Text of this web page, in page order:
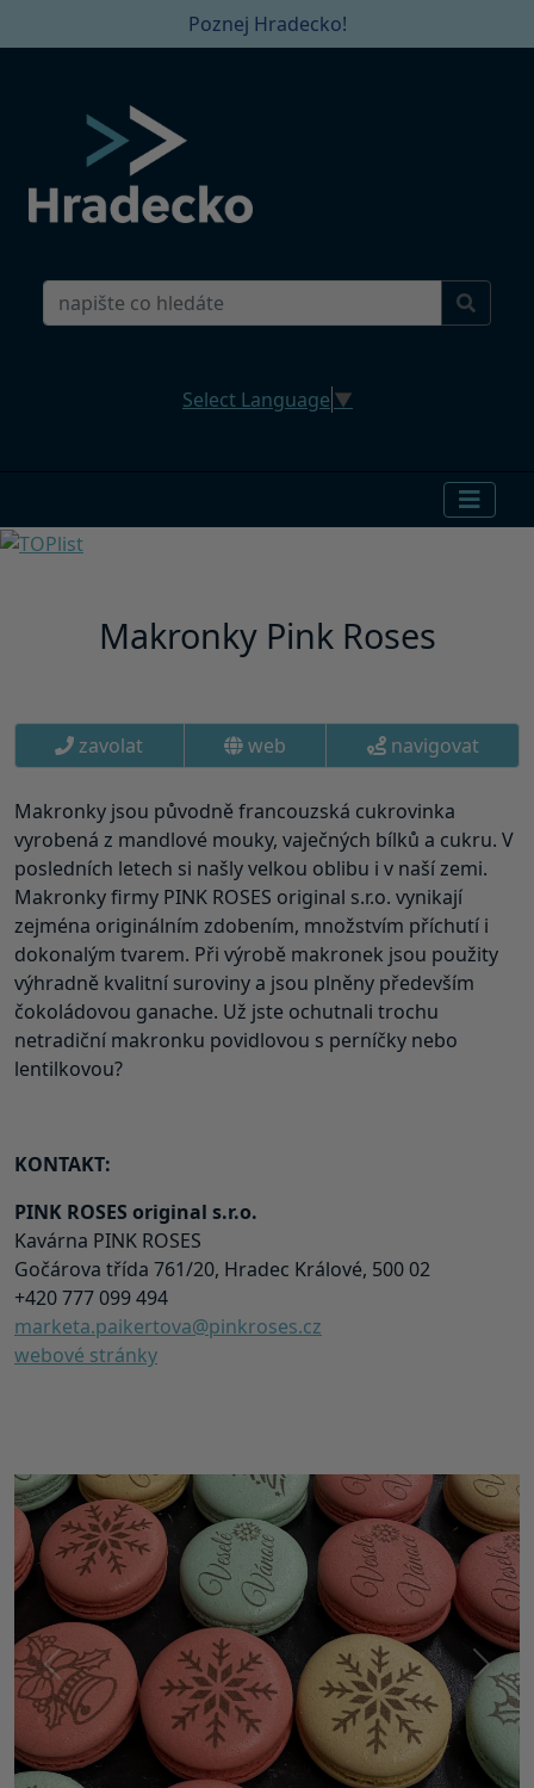
Poznej Hradecko!
Select Language ▼
Makronky Pink Roses
zavolat web navigovat
Makronky jsou původně francouzská cukrovinka
vyrobená z mandlové mouky, vaječných bílků a cukru. V
posledních letech si našly velkou oblibu i v naší zemi.
Makronky firmy PINK ROSES original s.r.o. vynikají
zejména originálním zdobením, množstvím příchutí i
dokonalým tvarem. Při výrobě makronek jsou použity
výhradně kvalitní suroviny a jsou plněny především
čokoládovou ganache. Už jste ochutnali trochu
netradiční makronku povidlovou s perníčky nebo
lentilkovou?
KONTAKT:
PINK ROSES original s.r.o.
Kavárna PINK ROSES
Gočárova třída 761/20, Hradec Králové, 500 02
+420 777 099 494
marketa.paikertova@pinkroses.cz
webové stránky
Předchozí Další